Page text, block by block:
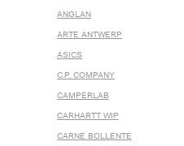
ANGLAN
ARTE ANTWERP
ASICS
C.P. COMPANY
CAMPERLAB
CARHARTT WIP
CARNE BOLLENTE